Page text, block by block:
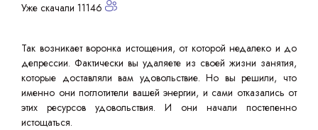
Уже скачали 11146
Так возникает воронка истощения, от которой недалеко и до
депрессии. Фактически вы удаляете из своей жизни занятия,
которые доставляли вам удовольствие. Но вы решили, что
именно они поглотители вашей энергии, и сами отказались от
этих ресурсов удовольствия. И они начали постепенно
истощаться.